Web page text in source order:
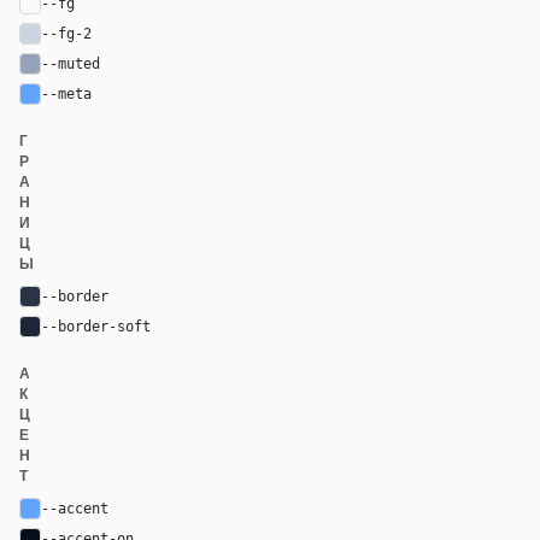
--fg-2
--muted
--meta
Г
Р
А
Н
И
Ц
Ы
--border
--border-soft
А
К
Ц
Е
Н
Т
--accent